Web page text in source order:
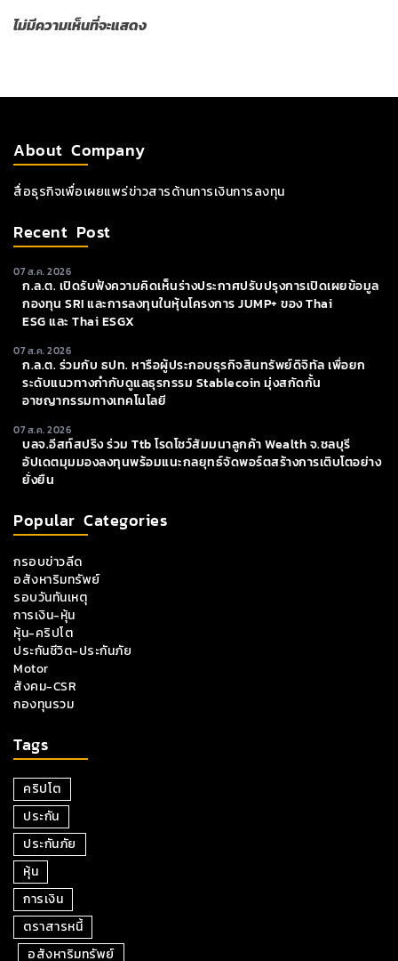
ไม่มีความเห็นที่จะแสดง
About Company
สื่อธุรกิจเพื่อเผยแพร่ข่าวสารด้านการเงินการลงทุน
Recent Post
07 ส.ค. 2026
ก.ล.ต. เปิดรับฟังความคิดเห็นร่างประกาศปรับปรุงการเปิดเผยข้อมูล
กองทุน SRI และการลงทุนในหุ้นโครงการ JUMP+ ของ Thai
ESG และ Thai ESGX
07 ส.ค. 2026
ก.ล.ต. ร่วมกับ ธปท. หารือผู้ประกอบธุรกิจสินทรัพย์ดิจิทัล เพื่อยก
ระดับแนวทางกำกับดูแลธุรกรรม Stablecoin มุ่งสกัดกั้น
อาชญากรรมทางเทคโนโลยี
07 ส.ค. 2026
บลจ.อีสท์สปริง ร่วม Ttb โรดโชว์สัมมนาลูกค้า Wealth จ.ชลบุรี
อัปเดตมุมมองลงทุนพร้อมแนะกลยุทธ์จัดพอร์ตสร้างการเติบโตอย่าง
ยั่งยืน
Popular Categories
กรอบข่าวลีด
อสังหาริมทรัพย์
รอบวันทันเหตุ
การเงิน-หุ้น
หุ้น-คริปโต
ประกันชีวิต-ประกันภัย
Motor
สังคม-CSR
กองทุนรวม
Tags
คริปโต
ประกัน
ประกันภัย
หุ้น
การเงิน
ตราสารหนี้
อสังหาริมทรัพย์